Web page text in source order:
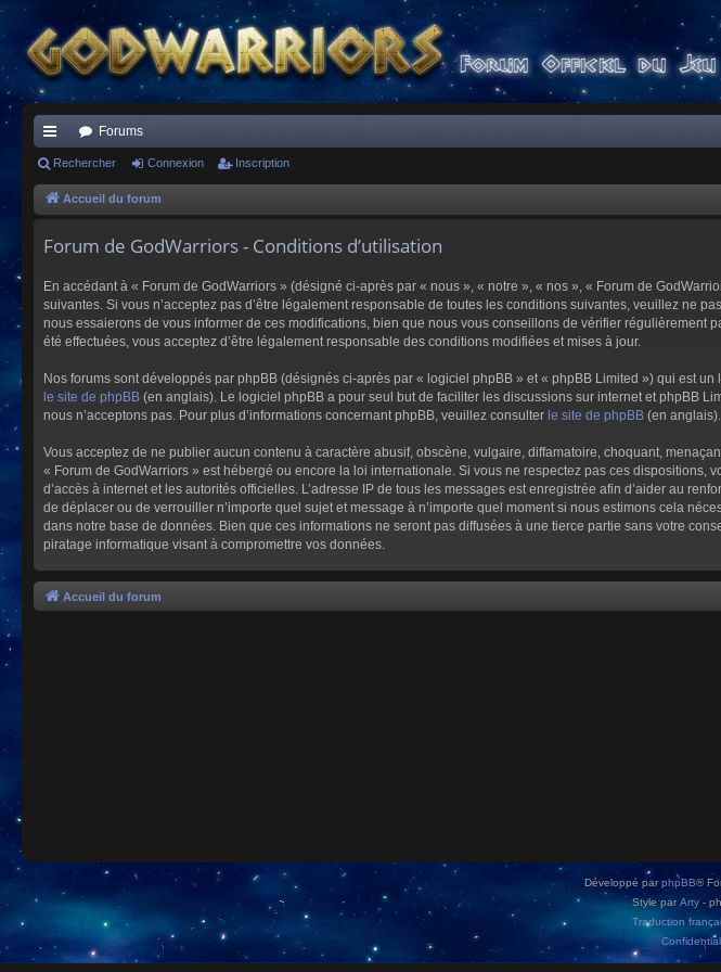
ac
co
s
Forums
Rechercher Connexion Inscription
Accueil du forum
Forum de GodWarriors - Conditions d’utilisation
En accédant à « Forum de GodWarriors » (désigné ci-après par « nous », « notre », « nos », « Forum de
suivantes. Si vous n’acceptez pas d’être légalement responsable de toutes les conditions suivantes, veuillez ne
nous essaierons de vous informer de ces modifications, bien que nous vous conseillons de vérifier
été effectuées, vous acceptez d’être légalement responsable des conditions modifiées et mises à jour.
Nos forums sont développés par phpBB (désignés ci-après par « logiciel phpBB » et « phpBB Limited ») qui est
le site de phpBB (en anglais). Le logiciel phpBB a pour seul but de faciliter les discussions sur internet et phpBB
nous n’acceptons pas. Pour plus d’informations concernant phpBB, veuillez consulter le site de phpBB (en anglais).
Vous acceptez de ne publier aucun contenu à caractère abusif, obscène, vulgaire, diffamatoire, choquant,
« Forum de GodWarriors » est hébergé ou encore la loi internationale. Si vous ne respectez pas ces
d’accès à internet et les autorités officielles. L’adresse IP de tous les messages est enregistrée afin d’aider au
de déplacer ou de verrouiller n’importe quel sujet et message à n’importe quel moment si nous estimons cela
dans notre base de données. Bien que ces informations ne seront pas diffusées à une tierce partie sans votre
piratage informatique visant à compromettre vos données.
Accueil du forum
Développé parphpBB®
Style par Arty -
Traduction